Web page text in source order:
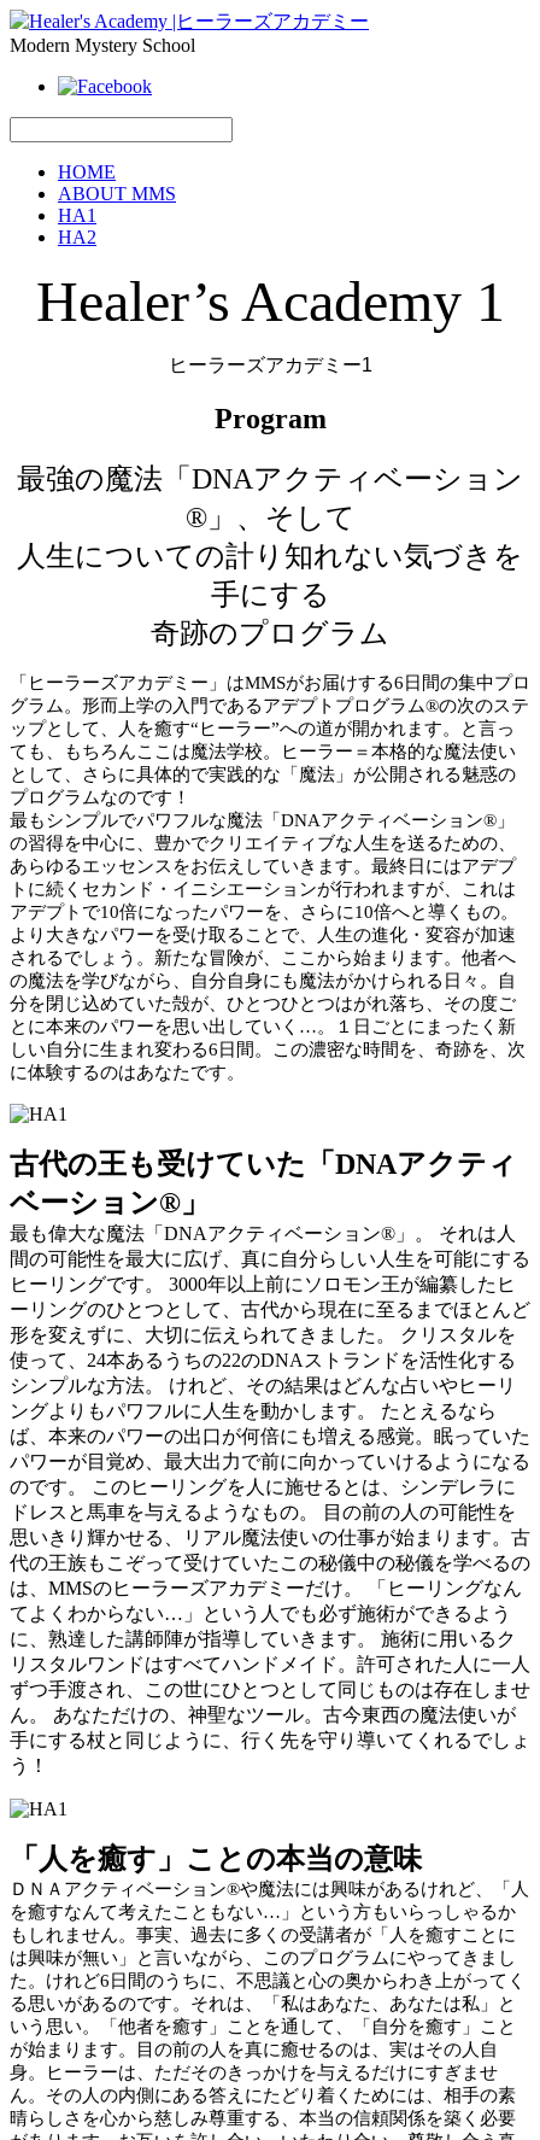
Modern Mystery School
HOME
ABOUT MMS
HA1
HA2
Healer’s Academy 1
ヒーラーズアカデミー1
Program
最強の魔法「DNAアクティベーション
®」、そして
人生についての計り知れない気づきを
手にする
奇跡のプログラム
「ヒーラーズアカデミー」はMMSがお届けする6日間の集中プロ
グラム。形而上学の入門であるアデプトプログラム®の次のステ
ップとして、人を癒す“ヒーラー”への道が開かれます。と言っ
ても、もちろんここは魔法学校。ヒーラー＝本格的な魔法使い
として、さらに具体的で実践的な「魔法」が公開される魅惑の
プログラムなのです！
最もシンプルでパワフルな魔法「DNAアクティベーション®」
の習得を中心に、豊かでクリエイティブな人生を送るための、
あらゆるエッセンスをお伝えしていきます。最終日にはアデプ
トに続くセカンド・イニシエーションが行われますが、これは
アデプトで10倍になったパワーを、さらに10倍へと導くもの。
より大きなパワーを受け取ることで、人生の進化・変容が加速
されるでしょう。新たな冒険が、ここから始まります。他者へ
の魔法を学びながら、自分自身にも魔法がかけられる日々。自
分を閉じ込めていた殻が、ひとつひとつはがれ落ち、その度ご
とに本来のパワーを思い出していく…。１日ごとにまったく新
しい自分に生まれ変わる6日間。この濃密な時間を、奇跡を、次
に体験するのはあなたです。
古代の王も受けていた「DNAアクティ
ベーション®」
最も偉大な魔法「DNAアクティベーション®」。 それは人
間の可能性を最大に広げ、真に自分らしい人生を可能にする
ヒーリングです。 3000年以上前にソロモン王が編纂したヒ
ーリングのひとつとして、古代から現在に至るまでほとんど
形を変えずに、大切に伝えられてきました。 クリスタルを
使って、24本あるうちの22のDNAストランドを活性化する
シンプルな方法。 けれど、その結果はどんな占いやヒーリ
ングよりもパワフルに人生を動かします。 たとえるなら
ば、本来のパワーの出口が何倍にも増える感覚。眠っていた
パワーが目覚め、最大出力で前に向かっていけるようになる
のです。 このヒーリングを人に施せるとは、シンデレラに
ドレスと馬車を与えるようなもの。 目の前の人の可能性を
思いきり輝かせる、リアル魔法使いの仕事が始まります。古
代の王族もこぞって受けていたこの秘儀中の秘儀を学べるの
は、MMSのヒーラーズアカデミーだけ。 「ヒーリングなん
てよくわからない…」という人でも必ず施術ができるよう
に、熟達した講師陣が指導していきます。 施術に用いるク
リスタルワンドはすべてハンドメイド。許可された人に一人
ずつ手渡され、この世にひとつとして同じものは存在しませ
ん。 あなただけの、神聖なツール。古今東西の魔法使いが
手にする杖と同じように、行く先を守り導いてくれるでしょ
う！
「人を癒す」ことの本当の意味
ＤＮＡアクティベーション®や魔法には興味があるけれど、「人
を癒すなんて考えたこともない…」という方もいらっしゃるか
もしれません。事実、過去に多くの受講者が「人を癒すことに
は興味が無い」と言いながら、このプログラムにやってきまし
た。けれど6日間のうちに、不思議と心の奥からわき上がってく
る思いがあるのです。それは、「私はあなた、あなたは私」と
いう思い。「他者を癒す」ことを通して、「自分を癒す」こと
が始まります。目の前の人を真に癒せるのは、実はその人自
身。ヒーラーは、ただそのきっかけを与えるだけにすぎませ
ん。その人の内側にある答えにたどり着くためには、相手の素
晴らしさを心から慈しみ尊重する、本当の信頼関係を築く必要